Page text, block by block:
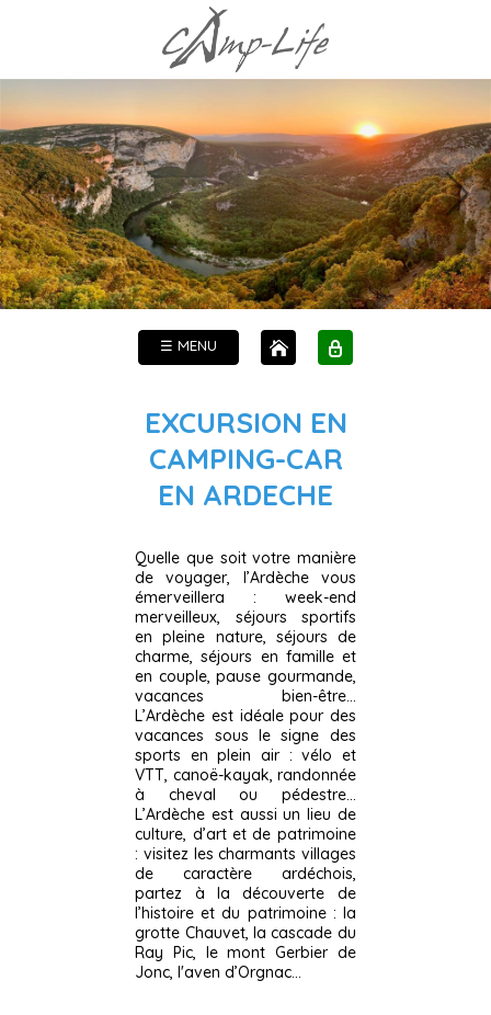
☰ MENU
EXCURSION EN
CAMPING-CAR
EN ARDECHE
Quelle que soit votre manière
de voyager, l’Ardèche vous
émerveillera : week-end
merveilleux, séjours sportifs
en pleine nature, séjours de
charme, séjours en famille et
en couple, pause gourmande,
vacances bien-être...
L’Ardèche est idéale pour des
vacances sous le signe des
sports en plein air : vélo et
VTT, canoë-kayak, randonnée
à cheval ou pédestre...
L’Ardèche est aussi un lieu de
culture, d’art et de patrimoine
: visitez les charmants villages
de caractère ardéchois,
partez à la découverte de
l’histoire et du patrimoine : la
grotte Chauvet, la cascade du
Ray Pic, le mont Gerbier de
Jonc, l'aven d’Orgnac...